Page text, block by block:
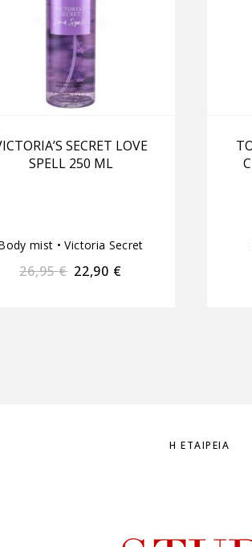
SECRET LOVE
SPELL 250 ML
mist •Victoria Secret
26,95€ 22,90 €
Η ΕΤΑΙΡΕΊΑ